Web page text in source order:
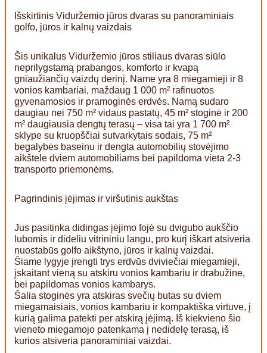
Išskirtinis Viduržemio jūros dvaras su panoraminiais
golfo, jūros ir kalnų vaizdais
Šis unikalus Viduržemio jūros stiliaus dvaras siūlo
neprilygstamą prabangos, komforto ir kvapą
gniaužiančių vaizdų derinį. Name yra 8 miegamieji ir 8
vonios kambariai, maždaug 1 000 m² rafinuotos
gyvenamosios ir pramoginės erdvės. Namą sudaro
daugiau nei 750 m² vidaus pastatų, 45 m² stoginė ir 200
m² daugiausia dengtų terasų – visa tai yra 1 700 m²
sklype su kruopščiai sutvarkytais sodais, 75 m²
begalybės baseinu ir dengta automobilių stovėjimo
aikštele dviem automobiliams bei papildoma vieta 2-3
transporto priemonėms.
Pagrindinis įėjimas ir viršutinis aukštas
Jus pasitinka didingas įėjimo fojė su dvigubo aukščio
lubomis ir dideliu vitrininiu langu, pro kurį iškart atsiveria
nuostabūs golfo aikštyno, jūros ir kalnų vaizdai.
Šiame lygyje įrengti trys erdvūs dviviečiai miegamieji,
įskaitant vieną su atskiru vonios kambariu ir drabužine,
bei papildomas vonios kambarys.
Šalia stoginės yra atskiras svečių butas su dviem
miegamaisiais, vonios kambariu ir kompaktiška virtuve, į
kurią galima patekti per atskirą įėjimą. Iš kiekvieno šio
vieneto miegamojo patenkama į nedidelę terasą, iš
kurios atsiveria panoraminiai vaizdai.